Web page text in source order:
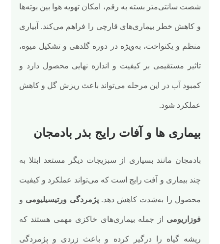
شصت سانتی‌متر بسته به رقم، امکان تهویه هوا بین بوته‌ها
و کاهش خطر بیماری‌های قارچی را فراهم می‌کند. آبیاری
منظم و یکنواخت، به‌ویژه در دوره گلدهی و تشکیل میوه،
تاثیر مستقیمی بر کیفیت و اندازه نهایی محصول دارد و
کمبود آب در این مرحله می‌تواند باعث ریزش گل و کاهش
عملکرد شود.
بیماری ها و آفات رایج بذر بادمجان
بادمجان مانند بسیاری از سبزیجات دیگر مستعد ابتلا به
چند بیماری و آفت رایج است که می‌تواند عملکرد و کیفیت
محصول را به‌شدت کاهش دهد.پژمردگی ورتیسیلیومی و
فوزاریومی از جمله بیماری‌های خاکزی مهمی هستند که
ریشه گیاه را درگیر کرده و باعث زردی و پژمردگی